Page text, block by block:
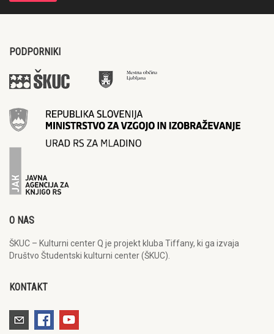
PODPORNIKI
O NAS
ŠKUC – Kulturni center Q je projekt kluba Tiffany, ki ga izvaja
Društvo Študentski kulturni center (ŠKUC).
KONTAKT